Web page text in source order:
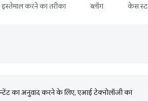
करने का तरीका ब्लॉग केस
का अनुवाद करने के लिए, एआई टेक्नोलॉजी का